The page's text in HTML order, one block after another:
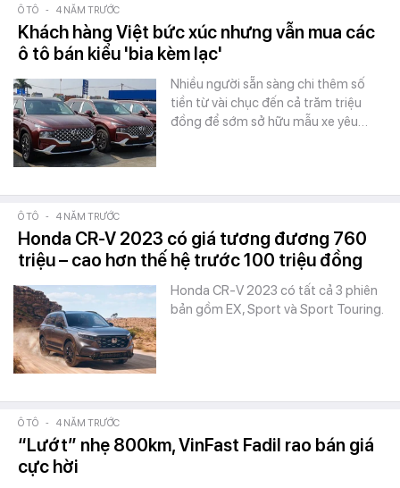
Ô TÔ - 4 NĂM TRƯỚC
Khách hàng Việt bức xúc nhưng vẫn mua các
ô tô bán kiểu 'bia kèm lạc'
Nhiều người sẵn sàng chi thêm số
tiền từ vài chục đến cả trăm triệu
đồng để sớm sở hữu mẫu xe yêu…
Ô TÔ - 4 NĂM TRƯỚC
Honda CR-V 2023 có giá tương đương 760
triệu – cao hơn thế hệ trước 100 triệu đồng
Honda CR-V 2023 có tất cả 3 phiên
bản gồm EX, Sport và Sport Touring.
Ô TÔ - 4 NĂM TRƯỚC
“Lướt” nhẹ 800km, VinFast Fadil rao bán giá
cực hời